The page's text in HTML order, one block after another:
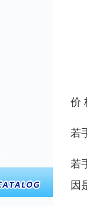
价
若
若
因